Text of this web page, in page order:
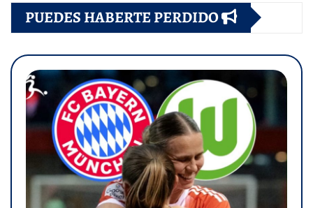
PUEDES HABERTE PERDIDO